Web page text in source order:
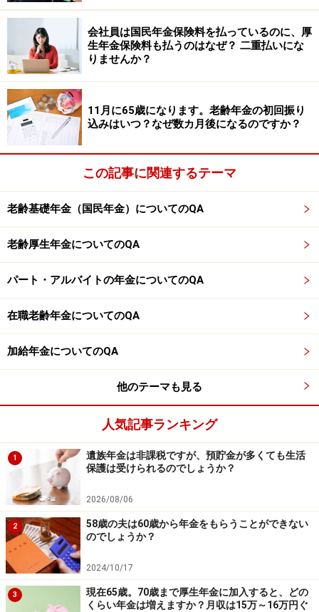
・「家計」について、アンケート（2026/8/31まで）を実施
中です！
※抽選で20名にAmazonギフト券1000円分プレゼント
※謝礼付きの限定アンケートやモニター企画に参加が可能に
なります
会社員は国民年金保険料を払っているのに、厚
生年金保険料も払うのはなぜ？ 二重払いにな
りませんか？
11月に65歳になります。老齢年金の初回振り
込みはいつ？なぜ数カ月後になるのですか？
この記事に関連するテーマ
老齢基礎年金（国民年金）についてのQA
老齢厚生年金についてのQA
パート・アルバイトの年金についてのQA
在職老齢年金についてのQA
加給年金についてのQA
他のテーマも見る
人気記事ランキング
1
遺族年金は非課税ですが、預貯金が多くても生活
保護は受けられるのでしょうか？
2026/08/06
2
58歳の夫は60歳から年金をもらうことができない
のでしょうか？
2024/10/17
3
現在65歳。70歳まで厚生年金に加入すると、どの
くらい年金は増えますか？月収は15万～16万円ぐ